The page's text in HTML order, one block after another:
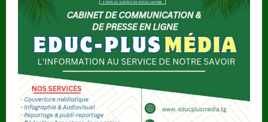
maires
pour
garantir
l’équité
électorale.